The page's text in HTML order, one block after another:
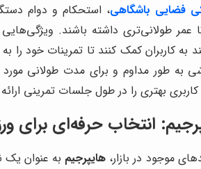
فضایی باشگاهی، استحکام و دوام
تا عمر طولانی‌تری داشته باشند.
به کاربران کمک کنند تا تمرینات خود
به طور مداوم و برای مدت طولانی مورد
بهتری را در طول جلسات تمرینی
: انتخاب حرفه‌ای برای
موجود در بازار، هایپرجیم به عنوان یک